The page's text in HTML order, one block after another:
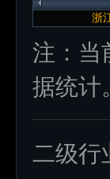
浙
注：当
据统计
二级行